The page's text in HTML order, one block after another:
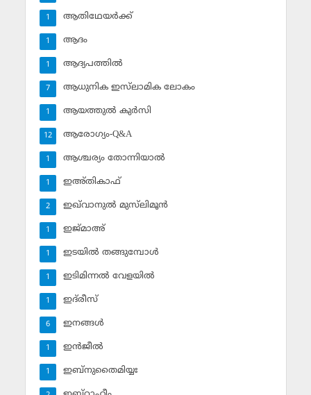
ആതിഥേയര്‍ക്ക്
1
ആദം
1
ആദ്യപത്തില്‍
1
ആധുനിക ഇസ്‌ലാമിക ലോകം
7
ആയത്തുല്‍ കുര്‍സി
1
ആരോഗ്യം-Q&A
12
ആശ്ചര്യം തോന്നിയാല്‍
1
ഇഅ്തികാഫ്‌
1
ഇഖ്‌വാനുല്‍ മുസ്‌ലിമൂന്‍
2
ഇജ്മാഅ്
1
ഇടയില്‍ തങ്ങുമ്പോള്‍
1
ഇടിമിന്നല്‍ വേളയില്‍
1
ഇദ്‌രീസ്‌
1
ഇനങ്ങള്‍
6
ഇന്‍ജീല്‍
1
ഇബ്‌നുതൈമിയ്യഃ
1